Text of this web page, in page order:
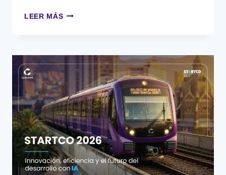
LEER MÁS MULTI-
RESILIENCIA
COMPLEJIDAD?